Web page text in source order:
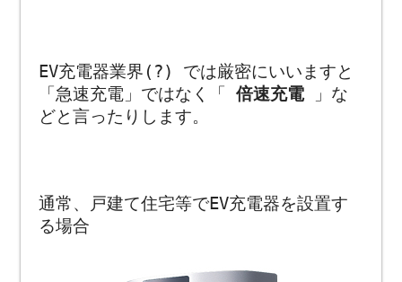
EV充電器業界(?) では厳密にいいますと
「急速充電」ではなく「倍速充電
」な
どと言ったりします。
通常、戸建て住宅等でEV充電器を設置す
る場合